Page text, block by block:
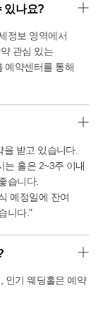
야해요
않았어요. 홀이
면 전혀
니다 단점을
고 장점
있나요?
정보 영역에서
관심 있는
예약센터를 통해
을 받고 있습니다.
는 홀은 2~3주 이내
습니다.
예정일에 잔여
니다."
인기 웨딩홀은 예약